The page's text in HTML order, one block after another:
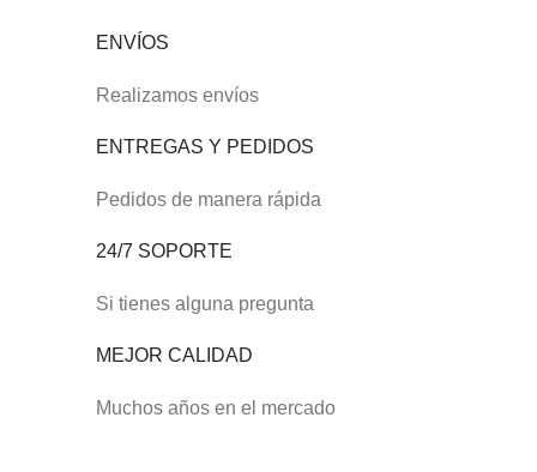
ENVÍOS
Realizamos envíos
ENTREGAS Y PEDIDOS
Pedidos de manera rápida
24/7 SOPORTE
Si tienes alguna pregunta
MEJOR CALIDAD
Muchos años en el mercado